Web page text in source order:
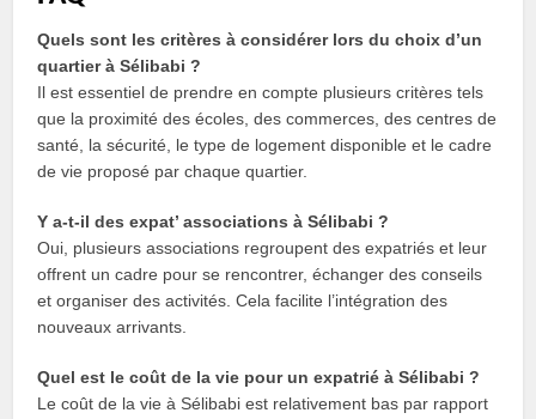
Quels sont les critères à considérer lors du choix d’un
quartier à Sélibabi ?
Il est essentiel de prendre en compte plusieurs critères tels
que la proximité des écoles, des commerces, des centres de
santé, la sécurité, le type de logement disponible et le cadre
de vie proposé par chaque quartier.
Y a-t-il des expat’ associations à Sélibabi ?
Oui, plusieurs associations regroupent des expatriés et leur
offrent un cadre pour se rencontrer, échanger des conseils
et organiser des activités. Cela facilite l’intégration des
nouveaux arrivants.
Quel est le coût de la vie pour un expatrié à Sélibabi ?
Le coût de la vie à Sélibabi est relativement bas par rapport